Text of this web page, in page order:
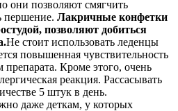
они позволяют смягчить
першение. Лакричные конфетки
позволяют добиться
Не стоит использовать леденцы
повышенная чувствительность
Кроме этого, очень
реакция. Рассасывать
5 штук в день.
даже деткам, у которых